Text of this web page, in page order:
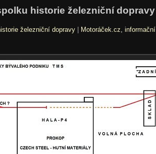
historie železniční dopravy
železniční dopravy| Motoráček.cz,